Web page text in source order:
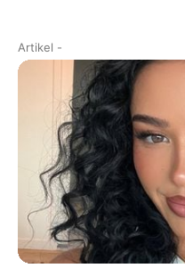
Artikel -